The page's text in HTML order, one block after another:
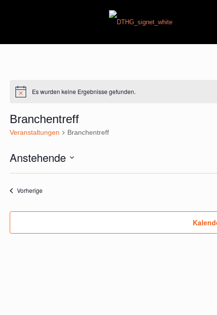
HinweisEs wurden keine Ergebnisse gefunden.
Branchentreff
Veranstaltungen Branchentreff
Anstehende
VorherigeVeranstaltungen